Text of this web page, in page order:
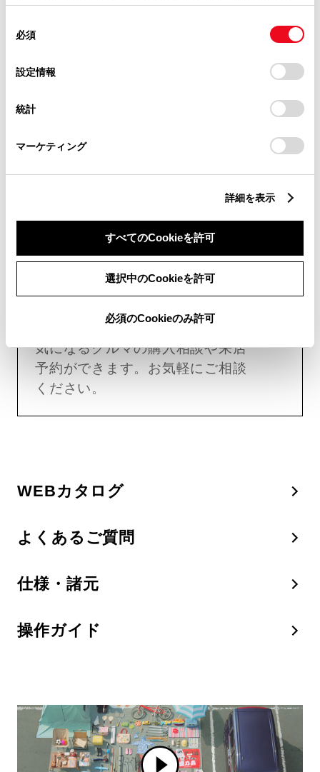
使用することがあります。当ウェブサイトの使用を続行する
デバイスにすべてのCookie(クッキー)が保存されることに同
意したことになります。Cookie(クッキー)のオプトアウト、
設定の変更、同意を撤回したりするにあたっては、当社の
「Cookie（クッキー）情報の取り扱いについて
」をご覧くだ
必須
設定情報
統計
マーケティング
詳細を表示
すべてのCookieを許可
選択中のCookieを許可
必須のCookieのみ許可
見積りシミュレーション
お好みのボディカラー、オプショ
でお見積りいただけます。
こちら
試乗予約
試乗して購入検討する場合はこち
購入相談
気になるクルマの購入相談や来店
予約ができます。お気軽にご相談
ください。
WEBカタログ
よくあるご質問
仕様・諸元
操作ガイド